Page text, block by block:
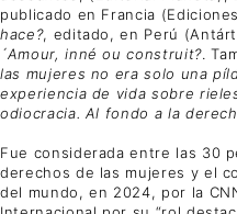
publicado en Francia
hace?, editado, en Perú
´Amour, inné ou construit?.
las mujeres no era solo una
experiencia de vida sobre
odiocracia. Al fondo a la
Fue considerada entre las 30
derechos de las mujeres y el
del mundo, en 2024, por la